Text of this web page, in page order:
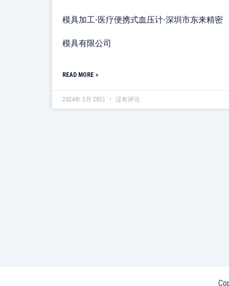
模具加工-医疗便携式血压计-深圳市东来精密
模具有限公司
READ MORE »
2024年 5月 28日 没有评论